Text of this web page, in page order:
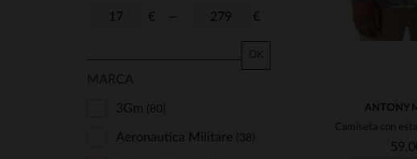
€ €
OK
MARCA
3Gm (80)
Aeronautica Militare (38)
ANTONY